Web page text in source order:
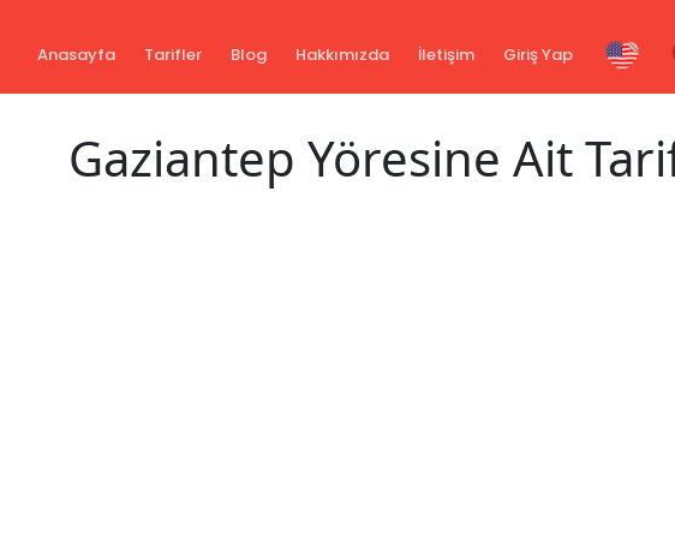
Anasayfa Tarifler Blog Hakkımızda İletişim Giriş Yap
Gaziantep Yöresine Ait